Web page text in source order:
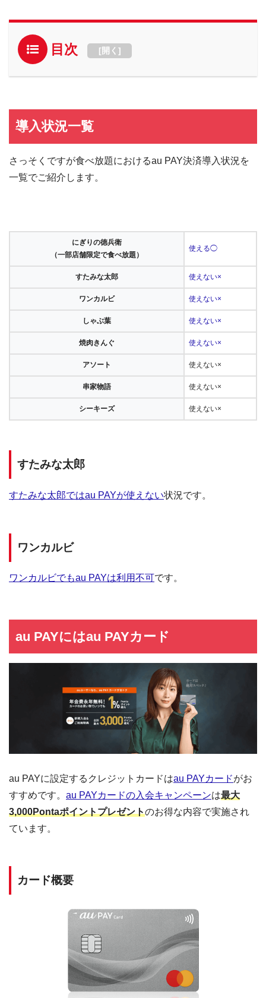
目次 [開く ]
導入状況一覧
さっそくですが食べ放題におけるau PAY決済導入状況を
一覧でご紹介します。
にぎりの徳兵衛
（一部店舗限定で食べ放題）
使える◯
すたみな太郎 使えない×
ワンカルビ 使えない×
しゃぶ葉 使えない×
焼肉きんぐ 使えない×
アソート 使えない×
串家物語 使えない×
シーキーズ 使えない×
すたみな太郎
すたみな太郎ではau PAYが使えない状況です。
ワンカルビ
ワンカルビでもau PAYは利用不可です。
au PAYにはau PAYカード
au PAYに設定するクレジットカードはau PAYカードがお
すすめです。 au PAYカードの入会キャンペーンは最大
3,000Pontaポイントプレゼントのお得な内容で実施され
ています。
カード概要